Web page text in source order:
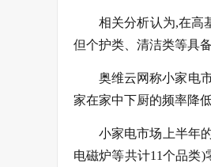
相关分析认为,在高
但个护类、清洁类等具
奥维云网称小家电
家在家中下厨的频率降
小家电市场上半年
电磁炉等共计11个品类)